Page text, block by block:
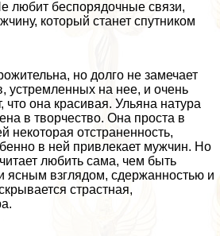
любит беспорядочные связи,
который станет спутником
но долго не замечает
устремленных на нее, и очень
что она красивая. Ульяна натура
в творчество. Она проста в
некоторая отстраненность,
в ней привлекает мужчин. Но
любить сама, чем быть
взглядом, сдержанностью и
страстная,